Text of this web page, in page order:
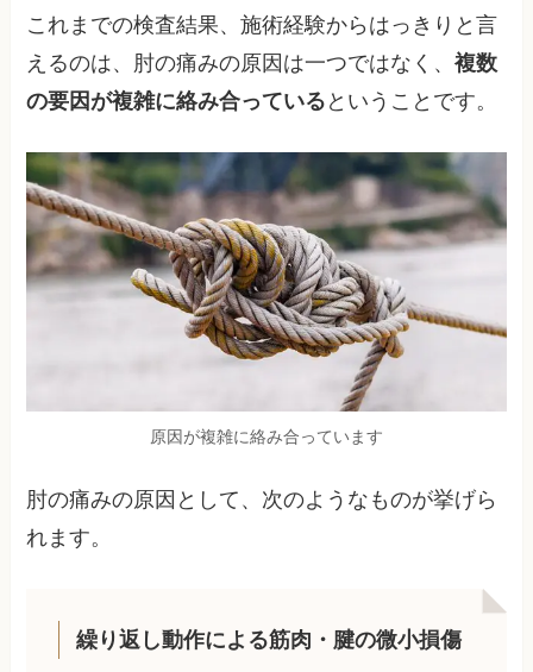
これまでの検査結果、施術経験からはっきりと言
えるのは、肘の痛みの原因は一つではなく、複数
の要因が複雑に絡み合っている ということです。
原因が複雑に絡み合っています
肘の痛みの原因として、次のようなものが挙げら
れます。
繰り返し動作による筋肉・腱の微小損傷